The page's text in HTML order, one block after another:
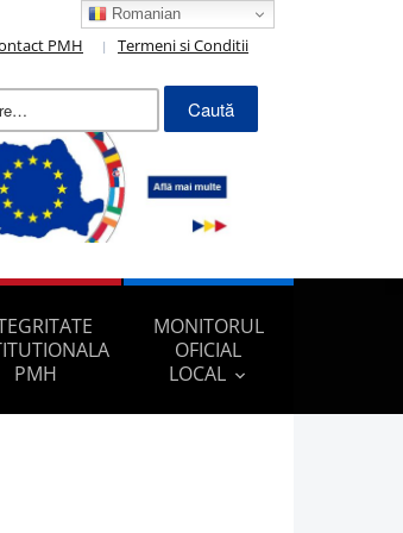
PMH Termeni si Conditii
Caută
după:
PMH
MONITORUL
OFICIAL
LOCAL
Romanian